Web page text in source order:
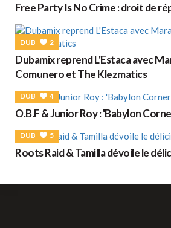
Free Party Is No Crime : droit de
DUB 2
Dubamix reprend L'Estaca avec
Comunero et The Klezmatics
DUB 4
O.B.F & Junior Roy : 'Babylon
DUB 5
Roots Raid & Tamilla dévoile le